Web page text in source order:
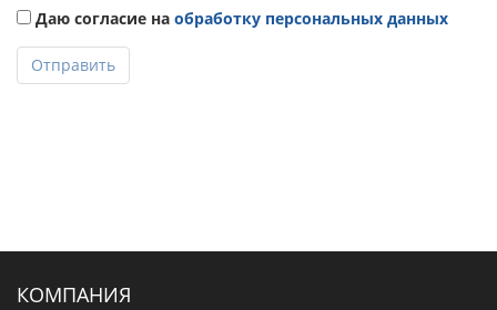
Даю согласие на обработку персональных данных
Отправить
КОМПАНИЯ